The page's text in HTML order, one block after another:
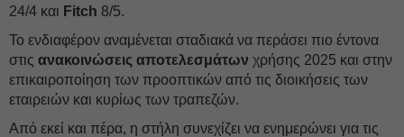
24/4 και Fitch 8/5.
Το ενδιαφέρον αναμένεται σταδιακά να περάσει πιο έντονα
στις ανακοινώσεις αποτελεσμάτων χρήσης 2025 και στην
επικαιροποίηση των προοπτικών από τις διοικήσεις των
εταιρειών και κυρίως των τραπεζών.
Από εκεί και πέρα, η στήλη συνεχίζει να ενημερώνει για τις